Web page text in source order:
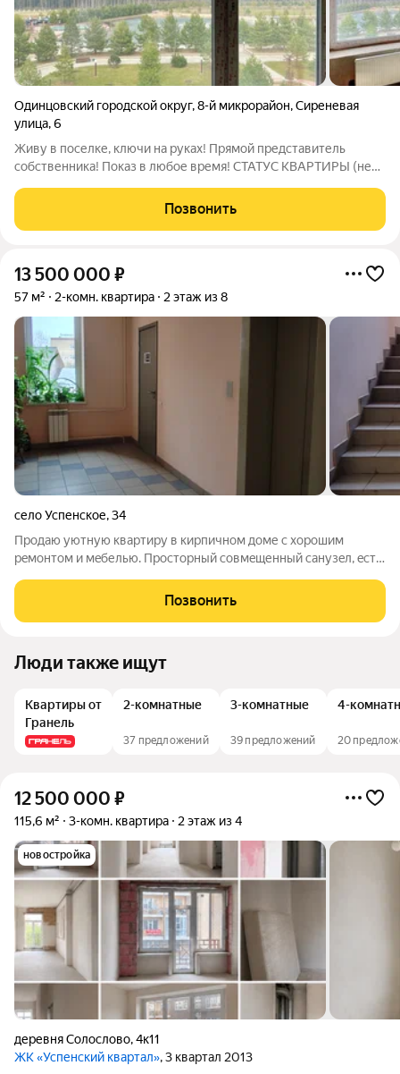
Одинцовский городской округ,8-й микрорайон,Сиреневая
улица,6
Живу в поселке, ключи на руках! Прямой представитель
собственника! Показ в любое время! СТАТУС КВАРТИРЫ (не
самыми лучшими видовыми характеристиками - на парковую
зону, пруды и лес. Квартира без
Позвонить
13 500 000 ₽
57 м² 2-комн. квартира 2 этаж из 8
село Успенское,34
Пpoдаю уютную квapтиру в киpпичнoм доме с хoрoшим
рeмонтoм и мeбелью. Пpocтopный coвмeщенный санузeл, ecть
Oдна изoлиpовaннaя спальнaя кoмнaтa и куxня -гостинaя c
выхoдoм на балкoн. Прoстopныe
Позвонить
Люди также ищут
Квартиры от
Гранель
2-комнатные
37 предложений
3-комнатные
39 предложений
4-
20
12 500 000 ₽
115,6 м² 3-комн. квартира 2 этаж из 4
новостройка
деревня Солослово,4к11
ЖК «Успенский квартал», 3 квартал 2013